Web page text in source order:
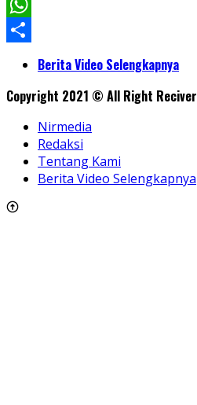
Facebook
WhatsApp
ShareBerita Video Selengkapnya
Copyright 2021 © All Right Reciver
Nirmedia
Redaksi
Tentang Kami
Berita Video Selengkapnya